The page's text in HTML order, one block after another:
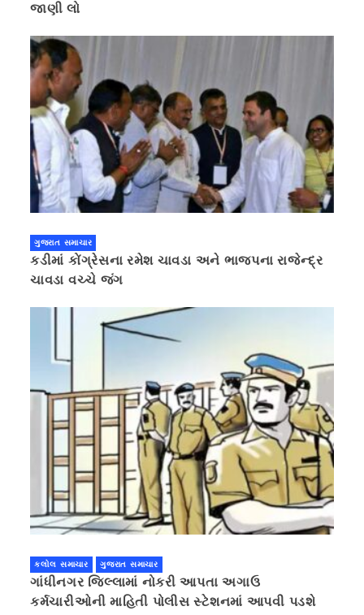
જાણી લો
ગુજરાત સમાચાર
કડીમાં કોંગ્રેસના રમેશ ચાવડા અને ભાજપના રાજેન્દ્ર
ચાવડા વચ્ચે જંગ
કલોલ સમાચાર ગુજરાત સમાચાર
ગાંધીનગર જિલ્લામાં નોકરી આપતા અગાઉ
કર્મચારીઓની માહિતી પોલીસ સ્ટેશનમાં આપવી પડશે